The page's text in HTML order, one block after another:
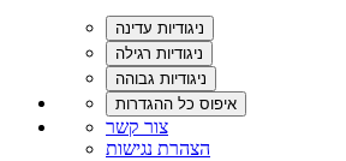
צור קשר
הצהרת נגישות